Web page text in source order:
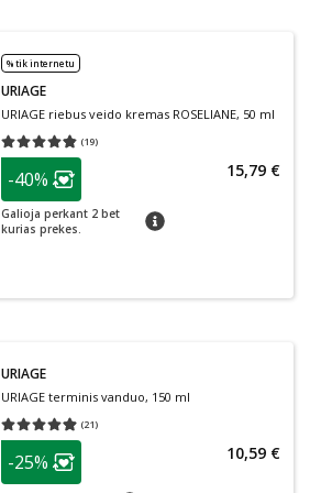
% tik internetu
URIAGE
URIAGE riebus veido kremas ROSELIANE, 50 ml
(19)
Vidutinis įvertinimas 4.79
patarimas
Lojalumo klubo narių nuolaida
-40%
Galioja perkant 2 bet
kurias prekes.
patarimas
15,79 €
URIAGE
URIAGE terminis vanduo, 150 ml
(21)
Vidutinis įvertinimas 4.90
patarimas
Lojalumo klubo narių nuolaida
-25% 10,59 €